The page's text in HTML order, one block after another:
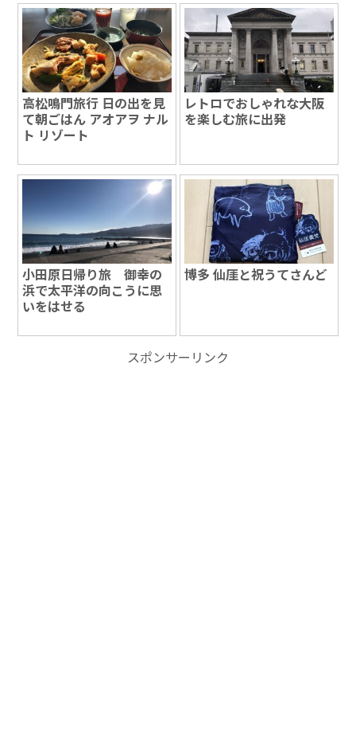
高松鳴門旅行 日の出を見
て朝ごはん アオアヲ ナル
ト リゾート
レトロでおしゃれな大阪
を楽しむ旅に出発
小田原日帰り旅 御幸の
浜で太平洋の向こうに思
いをはせる
博多 仙厓と祝うてさんど
スポンサーリンク